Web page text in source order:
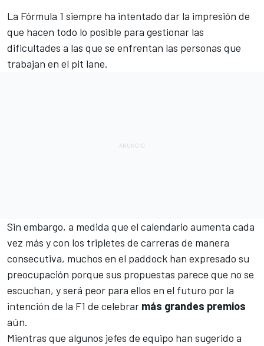
La Fórmula 1 siempre ha intentado dar la impresión de
que hacen todo lo posible para gestionar las
dificultades a las que se enfrentan las personas que
trabajan en el pit lane.
Sin embargo, a medida que el calendario aumenta cada
vez más y con los tripletes de carreras de manera
consecutiva, muchos en el paddock han expresado su
preocupación porque sus propuestas parece que no se
escuchan, y será peor para ellos en el futuro por la
intención de la F1 de celebrar más grandes premios
aún.
Mientras que algunos jefes de equipo han sugerido a